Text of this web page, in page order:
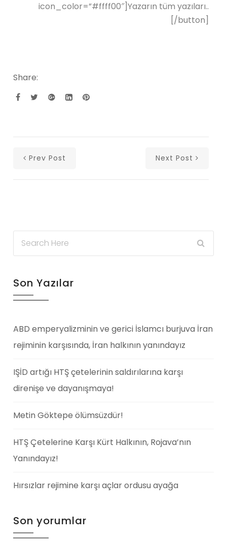
icon_color=”#ffff00″]Yazarın tüm yazıları..
[/button]
Share:
Prev Post Next Post
Son Yazılar
ABD emperyalizminin ve gerici İslamcı burjuva İran
rejiminin karşısında, İran halkının yanındayız
IŞİD artığı HTŞ çetelerinin saldırılarına karşı
direnişe ve dayanışmaya!
Metin Göktepe ölümsüzdür!
HTŞ Çetelerine Karşı Kürt Halkının, Rojava’nın
Yanındayız!
Hırsızlar rejimine karşı açlar ordusu ayağa
Son yorumlar